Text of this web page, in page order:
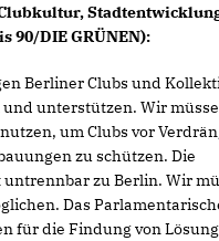
90/DIE GRÜNEN):
Berliner Clubs und
unterstützen. Wir
um Clubs vor
zu schützen. Die
zu Berlin. Wir
Das
für die Findung von